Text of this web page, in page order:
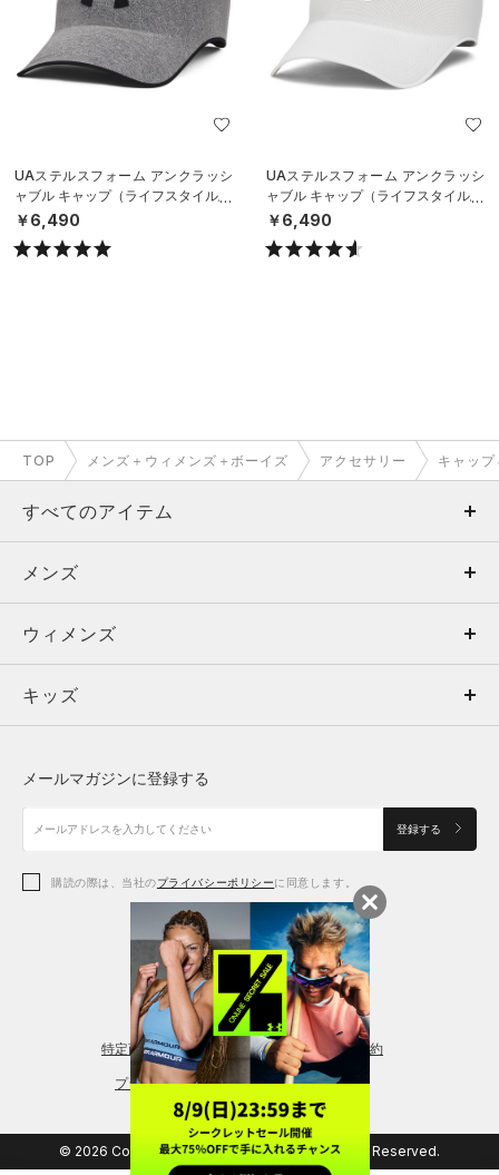
UAステルスフォーム アンクラッシ
ャブル キャップ（ライフスタイル/U
NISEX）
￥6,490
UAステルスフォーム アンクラッシ
ャブル キャップ（ライフスタイル/U
NISEX）
￥6,490
TOP メンズ＋ウィメンズ＋ボーイズ アクセサリー キャッ
すべてのアイテム
メンズ
ウィメンズ
キッズ
アクセサリー
メンズ
トップス
ボトムス
アクセサリー
ウィメンズ
トップス
シューズ
アクセサリー
レギンス＆タイツ
キッズ
シューズ
メールマガジンに登録する
登録する
購読の際は、当社のプライバシーポリシーに同意します。
特定商取引法に基づく通販の表記 会員規約
プライバシーポリシー
© 2026 Copyright DOME Corporation. All Rights Reserved.